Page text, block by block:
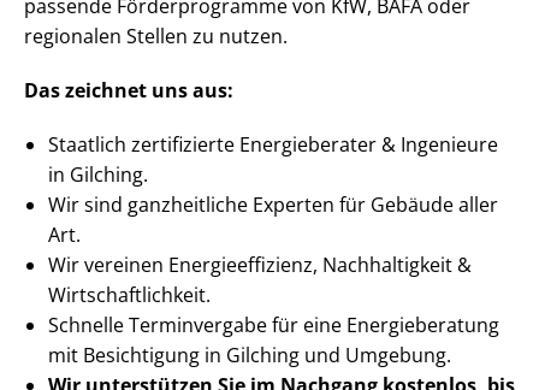
passende Förderprogramme von KfW, BAFA oder
regionalen Stellen zu nutzen.
Das zeichnet uns aus:
Staatlich zertifizierte Energieberater & Ingenieure
in Gilching.
Wir sind ganzheitliche Experten für Gebäude aller
Art.
Wir vereinen En­er­gie­ef­fi­zi­enz, Nachhaltigkeit &
Wirt­schaft­lich­keit.
Schnelle Terminvergabe für eine Energieberatung
mit Besichtigung in Gilching und Umgebung.